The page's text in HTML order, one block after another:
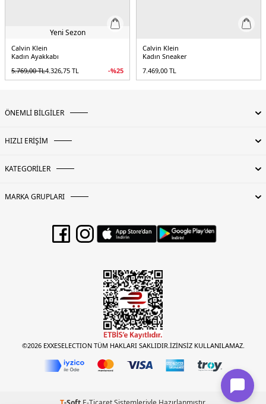
Yeni Sezon
Calvin Klein
Kadın Ayakkabı
5.769,00TL4.326,75 TL -%25
Calvin Klein
Kadın Sneaker
7.469,00 TL
ÖNEMLİ BİLGİLER
HIZLI ERİŞİM
KATEGORİLER
MARKA GRUPLARI
©2026 EXXESELECTION TÜM HAKLARI SAKLIDIR.İZİNSİZ KULLANILAMAZ.